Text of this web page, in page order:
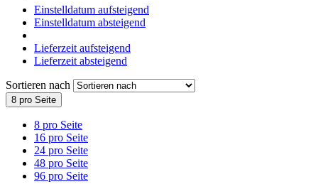
Einstelldatum aufsteigend
Einstelldatum absteigend
Lieferzeit aufsteigend
Lieferzeit absteigend
Sortieren nach
8 pro Seite
8 pro Seite
16 pro Seite
24 pro Seite
48 pro Seite
96 pro Seite